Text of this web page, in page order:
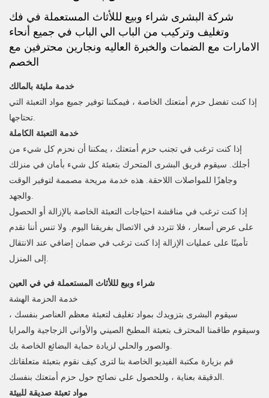
شركة البشرى شراء وبيع لللأثاث المستعملة في فك
وتغليف وتركيب من الباب الي الباب في جميع أنحاء
الامارات مع الضمات والخبرة العاليه ونجارين محترفين مع
الخصم
خدمة مليئة بالمالك
إذا كنت تفضل حزم أمتعتك الخاصة ، فيمكننا توفير جميع مواد التعبئة التي
خدمة التعبئة الكاملة
إذا كنت ترغب في تجنب حزم أمتعتك ، يمكننا أن نحزم كل شيء من
أجلك. سيقوم فريق البشرى المتحرك بتعبئة كل شيء بأمان في منزلك
وجاهزًا للمواصلات اللاحقة. هذه خدمة مريحة مصممة لتوفير الوقت
إذا كنت ترغب في مناقشة احتياجات التعبئة الخاصة بالإزالة أو الحصول
على عرض أسعار ، فلا تتردد في الاتصال بفريقنا اليوم. ولا تنس أننا نقدم
تأمينًا على عمليات الإزالة إذا كنت ترغب في ضمان إضافي عند الانتقال
شراء وبيع لللأثاث المستعملة في في العين
خدمة الحزمة الهشة
سيقوم البشرى بتزويدك بمواد تغليف لتعبئة معظم العناصر بنفسك ،
وسيقوم طاقمنا المحترف بتعبئة المطبخ الصيني والأواني الزجاجية والمرايا
قم بزيارة مكتبة الفيديو الخاصة بنا لترى كيف نقوم بتعبئة متعلقاتك
مواد تعبئة صديقة للبيئة